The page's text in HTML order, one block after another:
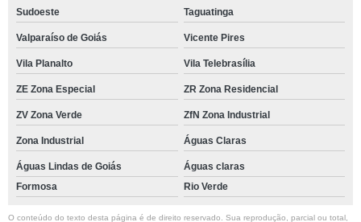
Sudoeste Taguatinga
Valparaíso de Goiás Vicente Pires
Vila Planalto Vila Telebrasília
ZE Zona Especial ZR Zona Residencial
ZV Zona Verde ZfN Zona Industrial
Zona Industrial Águas Claras
Águas Lindas de Goiás
Águas claras
Formosa
Rio Verde
O conteúdo do texto desta página é de direito reservado. Sua reprodução, parcial ou total,